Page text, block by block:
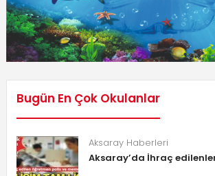
Bugün En Çok Okulanlar
Aksaray Haberleri
Aksaray’da İhraç